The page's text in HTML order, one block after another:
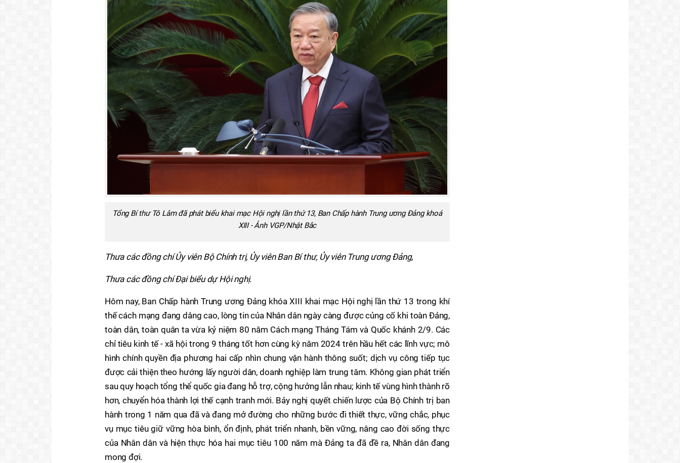
Tổng Bí thư Tô Lâm đã phát biểu khai mạc Hội nghị lần thứ 13, Ban Chấp hành Trung ương Đảng khoá
XIII - Ảnh VGP/Nhật Bắc
Thưa các đồng chí Ủy viênBộ Chính trị, Ủy viên Ban Bí thư, Ủy viên Trung ươngĐảng,
Thưa các đồng chí Đại biểu dự Hội nghị.
Hôm nay, Ban Chấp hành Trung ương Đảng khóa XIII khai mạc Hội nghị lần thứ 13 trong khí
thế cách mạng đang dâng cao, lòng tin của Nhân dân ngày càng được củng cố khi toàn Đảng,
toàn dân, toàn quân ta vừa kỷ niệm 80 năm Cách mạng Tháng Tám và Quốc khánh 2/9. Các
chỉ tiêu kinh tế - xã hội trong 9 tháng tốt hơn cùng kỳ năm 2024 trên hầu hết các lĩnh vực; mô
hình chính quyền địa phương hai cấp nhìn chung vận hành thông suốt; dịch vụ công tiếp tục
được cải thiện theo hướng lấy người dân, doanh nghiệp làm trung tâm. Không gian phát triển
sau quy hoạch tổng thể quốc gia đang hỗ trợ, cộng hưởng lẫn nhau; kinh tế vùng hình thành rõ
hơn, chuyển hóa thành lợi thế cạnh tranh mới. Bảy nghị quyết chiến lược của Bộ Chính trị ban
hành trong 1 năm qua đã và đang mở đường cho những bước đi thiết thực, vững chắc, phục
vụ mục tiêu giữ vững hòa bình, ổn định, phát triển nhanh, bền vững, nâng cao đời sống thực
của Nhân dân và hiện thực hóa hai mục tiêu 100 năm mà Đảng ta đã đề ra, Nhân dân đang
mong đợi.